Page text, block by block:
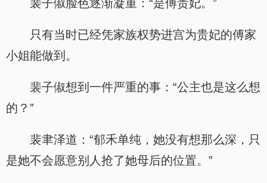
裴子俶脸色逐渐凝重：“是傅贵妃。”
只有当时已经凭家族权势进宫为贵妃的傅家
小姐能做到。
裴子俶想到一件严重的事：“公主也是这么想
的？”
裴聿泽道：“郁禾单纯，她没有想那么深，只
是她不会愿意别人抢了她母后的位置。”